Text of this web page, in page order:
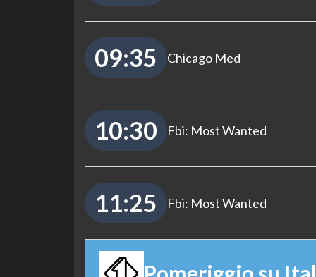
09:35 Chicago Med
10:30 Fbi: Most Wanted
11:25 Fbi: Most Wanted